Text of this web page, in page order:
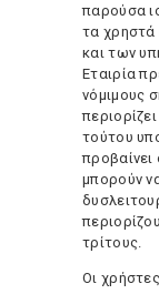
παρούσα
τα χρηστά
και των
Εταιρία
νόμιμους
τούτου
μπορούν
τρίτους.
Οι